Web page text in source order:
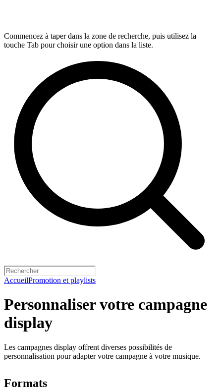
Commencez à taper dans la zone de recherche, puis utilisez la
touche Tab pour choisir une option dans la liste.
AccueilPromotion et playlists
Personnaliser votre campagne
display
Les campagnes display offrent diverses possibilités de
personnalisation pour adapter votre campagne à votre musique.
Formats